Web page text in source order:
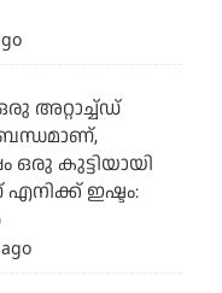
അറ്റാച്ച്ഡ്
ബന്ധമാണ്,
ഒരു കുട്ടിയായി
ഇഷ്ടം: